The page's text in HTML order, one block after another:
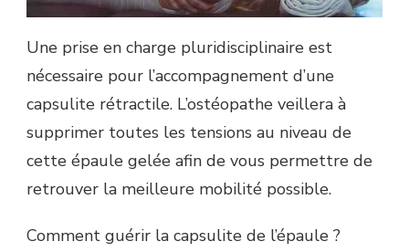
Une prise en charge pluridisciplinaire est
nécessaire pour l’accompagnement d’une
capsulite rétractile. L’ostéopathe veillera à
supprimer toutes les tensions au niveau de
cette épaule gelée afin de vous permettre de
retrouver la meilleure mobilité possible.
Comment guérir la capsulite de l’épaule ?